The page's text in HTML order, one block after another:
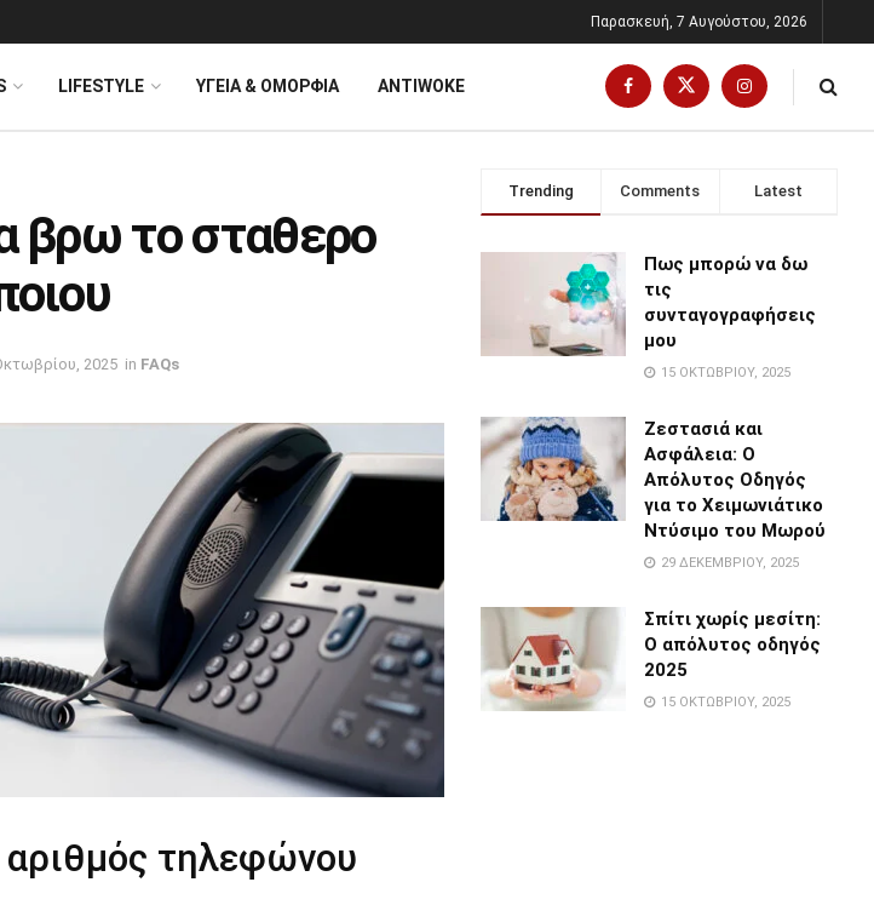
Παρασκευή, 7 Αυγούστου, 2026
LIFESTYLE ΥΓΕΙΑ & ΟΜΟΡΦΙΑ ANTIWOKE
το σταθερο
2025 in FAQs
αριθμός τηλεφώνου
Trending Comments Latest
Πως μπορώ να δω
τις
συνταγογραφήσεις
μου
15 ΟΚΤΩΒΡΊΟΥ, 2025
Ζεστασιά και
Ασφάλεια: Ο
Απόλυτος Οδηγός
για το Χειμωνιάτικο
Ντύσιμο του Μωρού
29 ΔΕΚΕΜΒΡΊΟΥ, 2025
Σπίτι χωρίς μεσίτη:
Ο απόλυτος οδηγός
2025
15 ΟΚΤΩΒΡΊΟΥ, 2025